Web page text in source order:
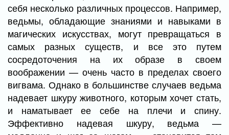
себя несколько различных процессов. Например,
ведьмы, обладающие знаниями и навыками в
магических искусствах, могут превращаться в
самых разных существ, и все это путем
сосредоточения на их образе в своем
воображении — очень часто в пределах своего
вигвама. Однако в большинстве случаев ведьма
надевает шкуру животного, которым хочет стать,
и наматывает ее себе на плечи и спину.
Эффективно надевая шкуру, ведьма —